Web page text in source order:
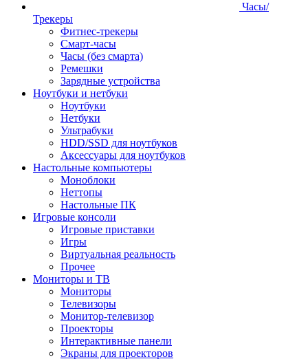
Часы/
Трекеры
Фитнес-трекеры
Смарт-часы
Часы (без смарта)
Ремешки
Зарядные устройства
Ноутбуки и нетбуки
Ноутбуки
Нетбуки
Ультрабуки
HDD/SSD для ноутбуков
Аксессуары для ноутбуков
Настольные компьютеры
Моноблоки
Неттопы
Настольные ПК
Игровые консоли
Игровые приставки
Игры
Виртуальная реальность
Прочее
Мониторы и ТВ
Мониторы
Телевизоры
Монитор-телевизор
Проекторы
Интерактивные панели
Экраны для проекторов